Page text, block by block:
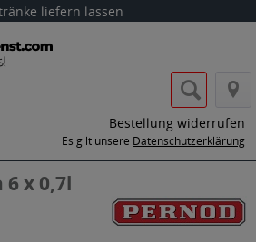
liefern lassen
Bestellung widerrufen
Es gilt unsere Datenschutzerklärung
x 0,7l